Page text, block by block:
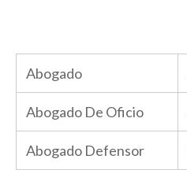
Abogado
Abogado De Oficio
Abogado Defensor